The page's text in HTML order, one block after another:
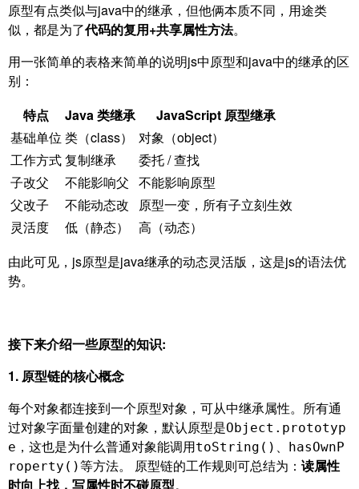
原型有点类似与java中的继承，但他俩本质不同，用途类
似，都是为了代码的复用+共享属性方法。
用一张简单的表格来简单的说明js中原型和java中的继承的区
别：
特点
Java 类继承
JavaScript 原型继承
基础单位 类（class）
对象（object）
工作方式复制继承
委托 / 查找
子改父
不能影响父 不能影响原型
父改子
不能动态改
原型一变，所有子立刻生效
灵活度
低（静态）
高（动态）
由此可见，js原型是java继承的动态灵活版，这是js的语法优
势。
接下来介绍一些原型的知识:
1. 原型链的核心概念
每个对象都连接到一个原型对象，可从中继承属性。所有通
过对象字面量创建的对象，默认原型是Object.prototyp
e ，这也是为什么普通对象能调用toString() 、
hasOwnP
roperty()等方法。 原型链的工作规则可总结为： 读属性
时向上找，写属性时不碰原型。